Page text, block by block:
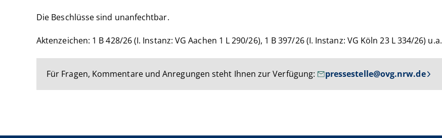
Die Beschlüsse sind unanfechtbar.
Aktenzeichen: 1 B 428/26 (I. Instanz: VG Aachen 1 L 290/26), 1 B 397/26 (I. Instanz: VG Köln 23 L 334/26) u.a.
Für Fragen, Kommentare und Anregungen steht Ihnen zur Verfügung: pressestelle@ovg.nrw.de